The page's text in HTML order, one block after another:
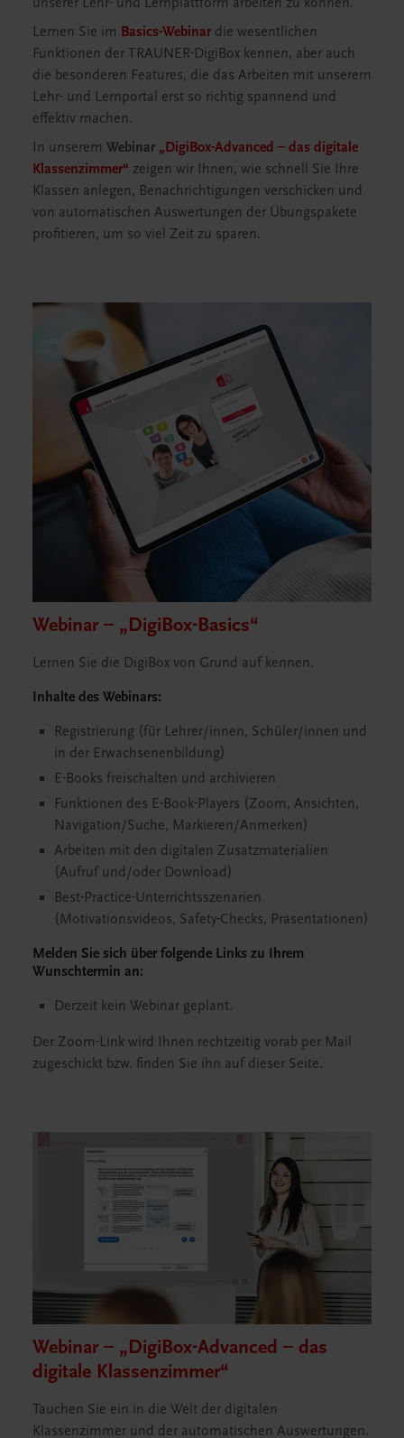
Lernen Sie im Basics-Webinar die wesentlichen
Funktionen der TRAUNER-DigiBox kennen, aber auch
die besonderen Features, die das Arbeiten mit unserem
Lehr- und Lernportal erst so richtig spannend und
effektiv machen.
In unserem Webinar „DigiBox-Advanced – das digitale
Klassenzimmer“ zeigen wir Ihnen, wie schnell Sie Ihre
Klassen anlegen, Benachrichtigungen verschicken und
von automatischen Auswertungen der Übungspakete
profitieren, um so viel Zeit zu sparen.
Webinar – „DigiBox-Basics“
Lernen Sie die DigiBox von Grund auf kennen.
Inhalte des Webinars:
Registrierung (für Lehrer/innen, Schüler/innen und
in der Erwachsenenbildung)
E-Books freischalten und archivieren
Funktionen des E-Book-Players (Zoom, Ansichten,
Navigation/Suche, Markieren/Anmerken)
Arbeiten mit den digitalen Zusatzmaterialien
(Aufruf und/oder Download)
Best-Practice-Unterrichtsszenarien
(Motivationsvideos, Safety-Checks, Präsentationen)
Melden Sie sich über folgende Links zu Ihrem
Wunschtermin an:
Derzeit kein Webinar geplant.
Der Zoom-Link wird Ihnen rechtzeitig vorab per Mail
zugeschickt bzw. finden Sie ihn auf dieser Seite.
Webinar – „DigiBox-Advanced – das
digitale Klassenzimmer“
Tauchen Sie ein in die Welt der digitalen
Klassenzimmer und der automatischen Auswertungen.